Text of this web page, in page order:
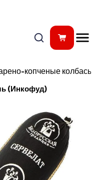
копченые колбасы
(Инкофуд)